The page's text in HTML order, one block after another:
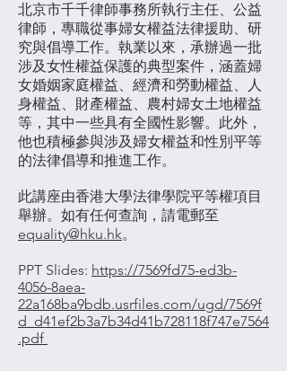
北京市千千律師事務所執行主任、公益
律師，專職從事婦女權益法律援助、研
究與倡導工作。執業以來，承辦過一批
涉及女性權益保護的典型案件，涵蓋婦
女婚姻家庭權益、經濟和勞動權益、人
身權益、財產權益、農村婦女土地權益
等，其中一些具有全國性影響。此外，
他也積極參與涉及婦女權益和性別平等
的法律倡導和推進工作。
此講座由香港大學法律學院平等權項目
舉辦。如有任何查詢，請電郵至
equality@hku.hk。
PPT Slides: https://7569fd75-ed3b-
4056-8aea-
22a168ba9bdb.usrfiles.com/ugd/7569f
d_d41ef2b3a7b34d41b728118f747e7564
.pdf